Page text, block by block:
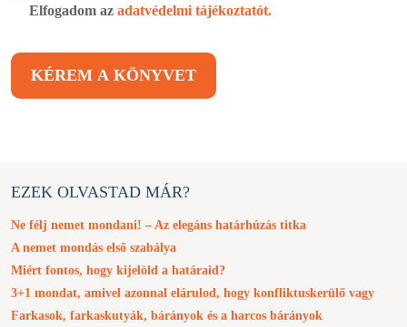
Elfogadom az adatvédelmi tájékoztatót.
EZEK OLVASTAD MÁR?
Ne félj nemet mondani! – Az elegáns határhúzás titka
A nemet mondás első szabálya
Miért fontos, hogy kijelöld a határaid?
3+1 mondat, amivel azonnal elárulod, hogy konfliktuskerülő vagy
Farkasok, farkaskutyák, bárányok és a harcos bárányok